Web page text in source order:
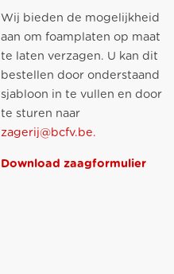
Wij bieden de mogelijkheid
aan om foamplaten op maat
te laten verzagen. U kan dit
bestellen door onderstaand
sjabloon in te vullen en door
te sturen naar
zagerij@bcfv.be.
Download zaagformulier